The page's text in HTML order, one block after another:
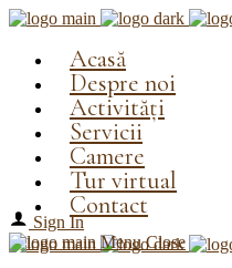
Acasă
Despre noi
Activități
Servicii
Camere
Tur virtual
Contact
Sign In
Menu Close